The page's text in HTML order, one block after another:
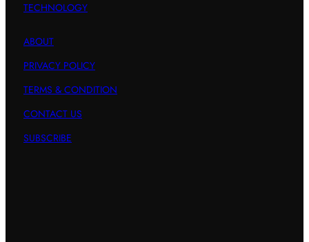
TECHNOLOGY
ABOUT
PRIVACY POLICY
TERMS & CONDITION
CONTACT US
SUBSCRIBE